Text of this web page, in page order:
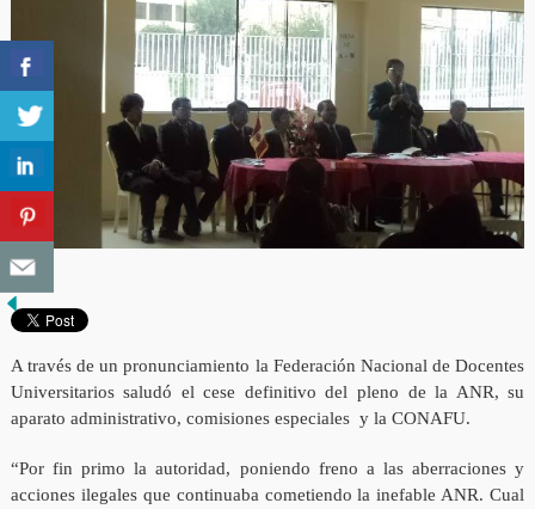
A través de un pronunciamiento la Federación Nacional de Docentes
Universitarios saludó el cese definitivo del pleno de la ANR, su
aparato administrativo, comisiones especiales y la CONAFU.
“Por fin primo la autoridad, poniendo freno a las aberraciones y
acciones ilegales que continuaba cometiendo la inefable ANR. Cual